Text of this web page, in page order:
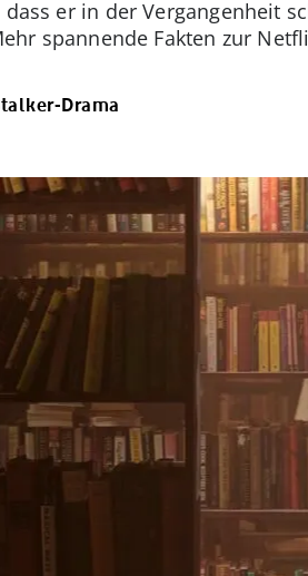
er in der Vergangenheit
spannende Fakten zur
Drama